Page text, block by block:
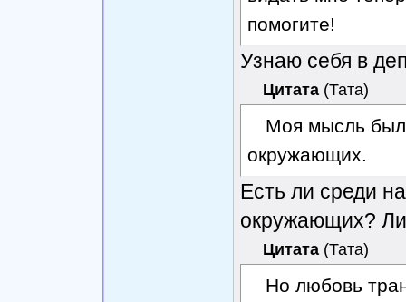
помогите!
Узнаю себя в
Цитата (Тата)
Моя мысль
окружающих.
Есть ли среди
окружающих?
Цитата (Тата)
Но любовь